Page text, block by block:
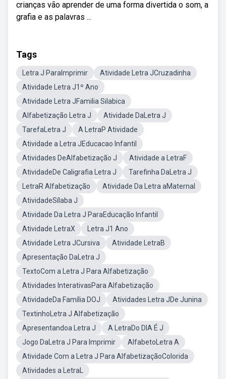
crianças vão aprender de uma forma divertida o som, a
grafia e as palavras ...
Tags
Letra J ParaImprimir
Atividade Letra JCruzadinha
Atividade Letra J1º Ano
Atividade Letra JFamilia Silabica
Alfabetização Letra J
Atividade DaLetra J
TarefaLetra J
A LetraP Atividade
Atividade a Letra JEducacao Infantil
Atividades DeAlfabetização J
Atividade a LetraF
AtividadeDe Caligrafia Letra J
Tarefinha DaLetra J
LetraR Alfabetização
Atividade Da Letra aMaternal
AtividadeSílaba J
Atividade Da Letra J ParaEducação Infantil
Atividade LetraX
Letra J1 Ano
Atividade Letra JCursiva
Atividade LetraB
Apresentação DaLetra J
TextoCom a Letra J Para Alfabetização
Atividades InterativasPara Alfabetização
AtividadeDa Família DOJ
Atividades Letra JDe Junina
TextinhoLetra J Alfabetização
Apresentandoa Letra J
A LetraDo DIA É J
Jogo DaLetra J Para Imprimir
AlfabetoLetra A
Atividade Com a Letra J Para AlfabetizaçãoColorida
Atividades a LetraL